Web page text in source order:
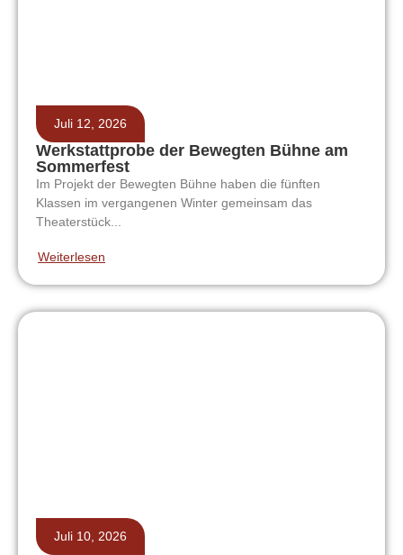
Juli 12, 2026
Werkstattprobe der Bewegten Bühne am
Sommerfest
Im Projekt der Bewegten Bühne haben die fünften
Klassen im vergangenen Winter gemeinsam das
Theaterstück...
Weiterlesen
Juli 10, 2026